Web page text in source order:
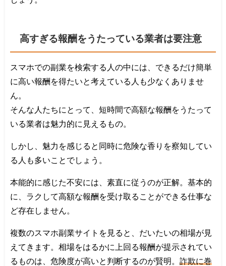
高すぎる報酬をうたっている業者は要注意
スマホでの副業を検索する人の中には、できるだけ簡単
に高い報酬を得たいと考えている人も少なくありませ
ん。
そんな人たちにとって、短時間で高額な報酬をうたって
いる業者は魅力的に見えるもの。
しかし、魅力を感じると同時に危険な香りを察知してい
る人も多いことでしょう。
本能的に感じた不安には、素直に従うのが正解。基本的
に、ラクして高額な報酬を受け取ることができる仕事な
ど存在しません。
複数のスマホ副業サイトを見ると、だいたいの相場が見
えてきます。相場をはるかに上回る報酬が提示されてい
るものは、危険度が高いと判断するのが賢明。 詐欺に巻